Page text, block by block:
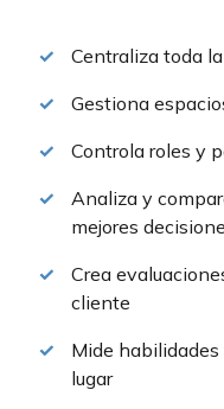
Centraliza toda
Gestiona
Controla roles y
Analiza y
mejores
Crea
cliente
Mide
lugar